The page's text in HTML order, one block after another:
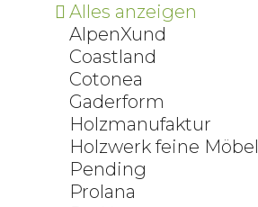
Alles anzeigen
AlpenXund
Coastland
Cotonea
Gaderform
Holzmanufaktur
Holzwerk feine Möbel
Pending
Prolana